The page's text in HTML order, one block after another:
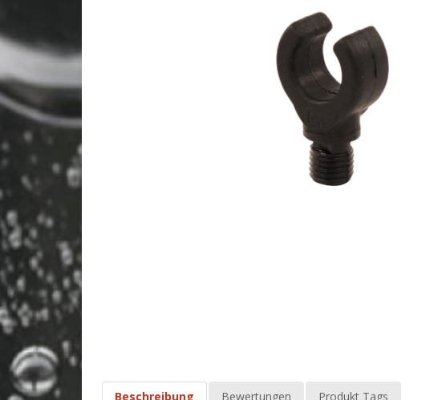
Beschreibung Bewertungen Produkt Tags